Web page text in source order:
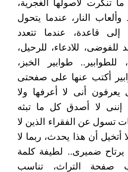
تنكرت لأصولها الغجرية،
وألعاب النار، عندما يتحول
إلى قاعدة، عندما تتعدد
للفوضى، للادعاء، للرحيل،
للطوابير.. طوابير الخبز،
أكتب عنها على صفحتى
يعرفون أنى لا أعرفها ولا
إننى لا أصدق كل ما تبثه
تسول عن الفقراء الذين لا
أتخيل أن هذا يحدث، ربما لا
ضميرى.. لطيفة كلمة
صفحة التراث، تناسب